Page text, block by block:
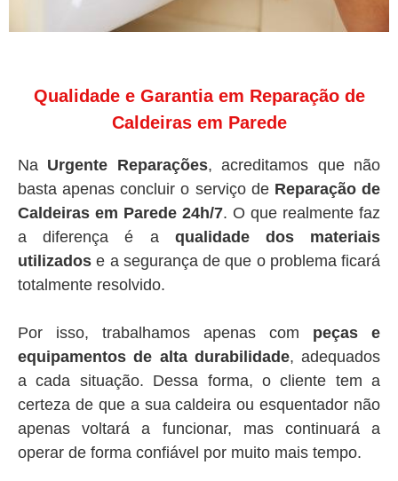
Qualidade e Garantia em Reparação de
Caldeiras em Parede
Na Urgente Reparações, acreditamos que não
basta apenas concluir o serviço de Reparação de
Caldeiras em Parede 24h/7. O que realmente faz
a diferença é a qualidade dos materiais
utilizados e a segurança de que o problema ficará
totalmente resolvido.
Por isso, trabalhamos apenas com peças e
equipamentos de alta durabilidade, adequados
a cada situação. Dessa forma, o cliente tem a
certeza de que a sua caldeira ou esquentador não
apenas voltará a funcionar, mas continuará a
operar de forma confiável por muito mais tempo.